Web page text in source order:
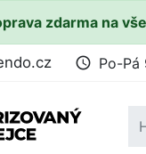
zdarma na
access_time Po-Pá